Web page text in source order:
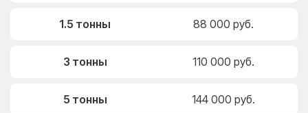
1.5 тонны 88 000 руб.
3 тонны 110 000 руб.
5 тонны 144 000 руб.